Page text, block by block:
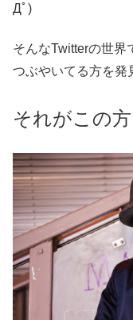
Дﾟ)
そんなTwitterの世界
つぶやいてる方を発
それがこの方